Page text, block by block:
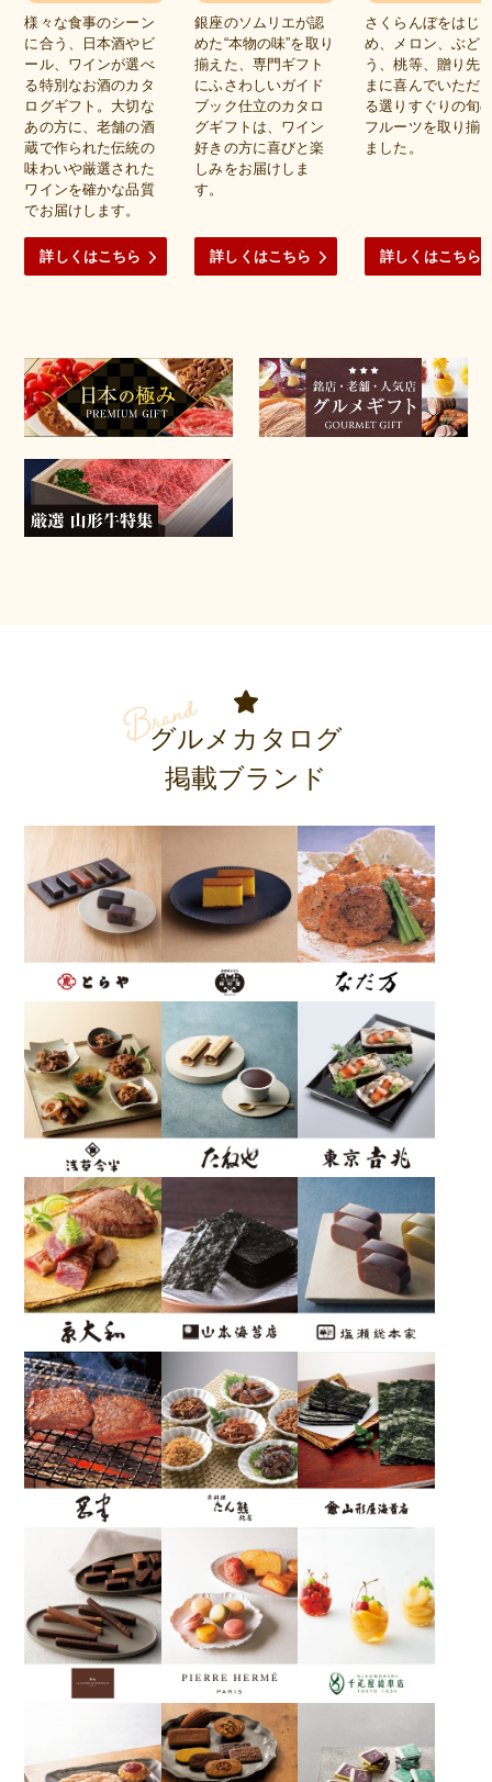
様々な食事のシーン
に合う、日本酒やビ
ール、ワインが選べ
る特別なお酒のカタ
ログギフト。大切な
あの方に、老舗の酒
蔵で作られた伝統の
味わいや厳選された
ワインを確かな品質
でお届けします。
詳しくはこちら
銀座のソムリエが認
めた“本物の味”を取り
揃えた、専門ギフト
にふさわしいガイド
ブック仕立のカタロ
グギフトは、ワイン
好きの方に喜びと楽
しみをお届けしま
す。
詳しくはこちら
さくらんぼをはじ
め、メロン、ぶど
う、桃等、贈り先
まに喜んでいただ
る選りすぐりの旬
フルーツを取り揃
ました。
詳しくはこちら
グルメカタログ
掲載ブランド